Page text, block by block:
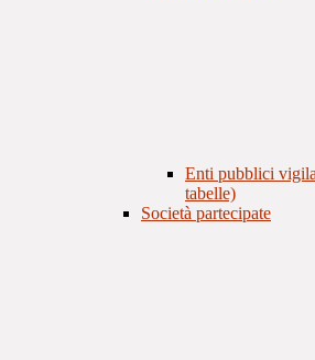
Enti pubblici
tabelle)
Società partecipate